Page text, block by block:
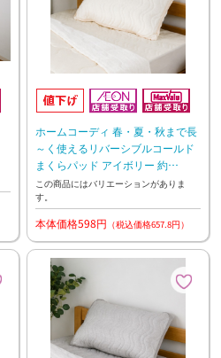
ホームコーディ 春・夏・秋まで長
～く使えるリバーシブルコールド
まくらパッド アイボリー 約
45×65cm
この商品にはバリエーションがありま
す。
本体価格598円 （税込価格657.8円）